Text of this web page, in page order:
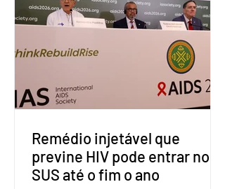
americano com base na Seção 301 da
Lei de Comércio de 1974. Segundo nota
divulgada pelo Ministério das Relações
Exteriores, o Brasil considera que as
incompatíveis com as obrigações
assumidas pelos Estados Unid
Remédio injetável que
previne HIV pode entrar no
SUS até o fim o ano